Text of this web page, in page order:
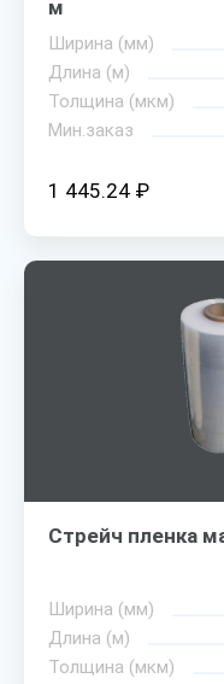
м
Ширина (мм)
Длина (м)
Толщина (мкм)
Мин.заказ
1 445.24 ₽
Стрейч пленка
Ширина (мм)
Длина (м)
Толщина (мкм)